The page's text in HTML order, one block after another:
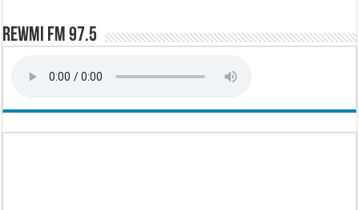
Rewmi FM 97.5